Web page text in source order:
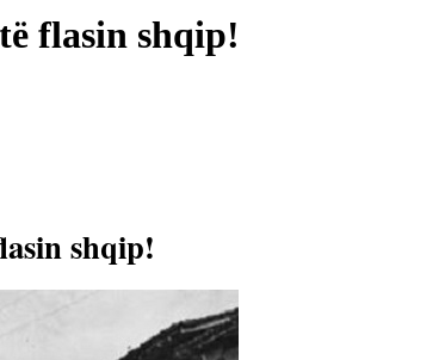
flasin shqip!
shqip!